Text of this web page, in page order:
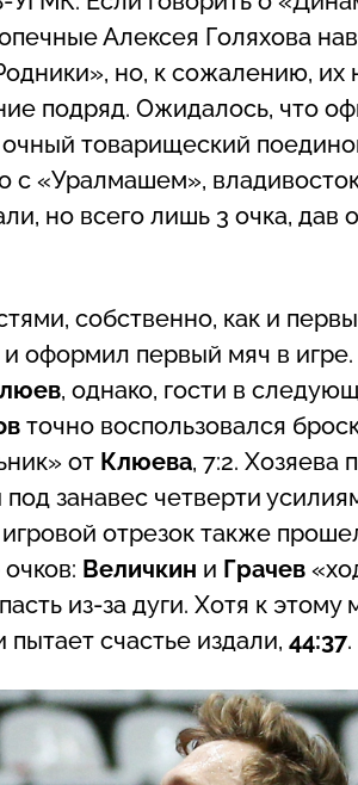
Алексея Голяхова
но, к сожалению, их
подряд. Ожидалось, что
товарищеский
с «Уралмашем»,
но всего лишь 3 очка, дав
собственно, как и
оформил первый мяч в игре.
, однако, гости в
точно воспользовался
от Клюева, 7:2. Хозяева
занавес четверти
отрезок также
Величкин и Грачев
из-за дуги. Хотя к
счастье издали, 44:37.